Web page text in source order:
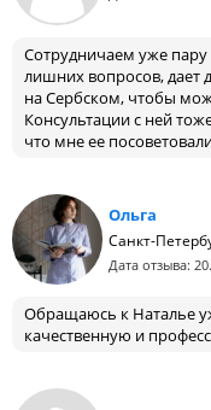
Сотрудничаем уже пару
лишних вопросов, дает
на Сербском, чтобы
Консультации с ней
что мне ее
Ольга
Санкт-
Дата отзыва:
Обращаюсь к Наталье
качественную и